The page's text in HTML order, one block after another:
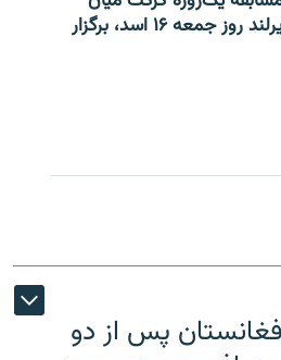
تیم‌های ملی افغانستان و ایرلند روز جمعه ۱۶ اسد، برگزار
پس از دو